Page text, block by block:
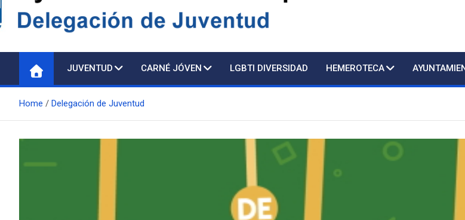
Delegación de Juventud
JUVENTUD CARNÉ JÓVEN LGBTI DIVERSIDAD HEMEROTECA
Home Delegación de Juventud